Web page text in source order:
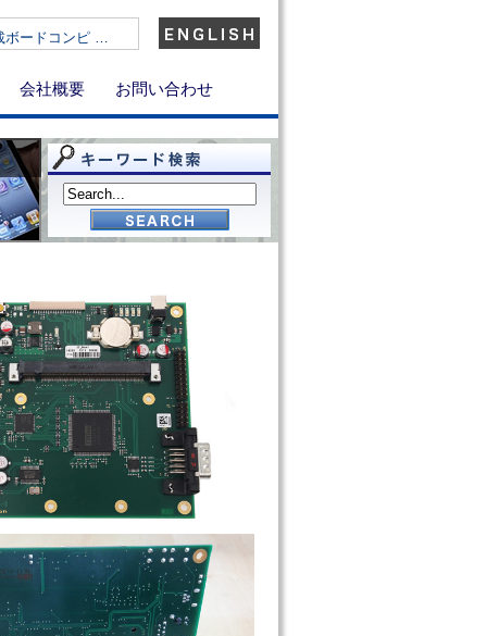
ボードコンピ …
会社概要 お問い合わせ